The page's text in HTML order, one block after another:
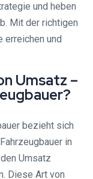
und heben
Mit der richtigen
erreichen und
Umsatz –
bezieht sich
in
Umsatz
Diese Art von